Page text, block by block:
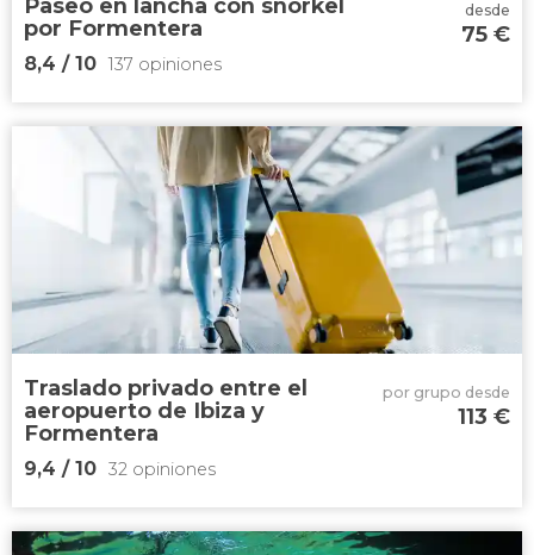
Paseo en lancha con snorkel
por Formentera
8,4 / 10 137 opiniones
desde
75 €
137 opiniones
visitar Espalmador, Cala del Morro y
paisajes de Formentera
paseo en
lancha
Traslado privado entre el
aeropuerto de Ibiza y
Formentera
9,4 / 10 32 opiniones
por grupo desde
113 €